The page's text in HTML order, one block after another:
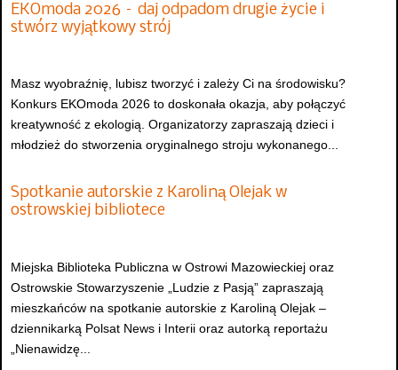
EKOmoda 2026 – daj odpadom drugie życie i
stwórz wyjątkowy strój
Masz wyobraźnię, lubisz tworzyć i zależy Ci na środowisku?
Konkurs EKOmoda 2026 to doskonała okazja, aby połączyć
kreatywność z ekologią. Organizatorzy zapraszają dzieci i
młodzież do stworzenia oryginalnego stroju wykonanego...
Spotkanie autorskie z Karoliną Olejak w
ostrowskiej bibliotece
Miejska Biblioteka Publiczna w Ostrowi Mazowieckiej oraz
Ostrowskie Stowarzyszenie „Ludzie z Pasją” zapraszają
mieszkańców na spotkanie autorskie z Karoliną Olejak –
dziennikarką Polsat News i Interii oraz autorką reportażu
„Nienawidzę...